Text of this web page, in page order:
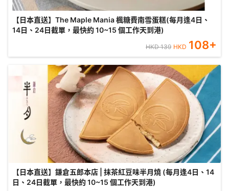
【日本直送】The Maple Mania 楓糖費南雪蛋糕(每月逢4日、
14日、24日截單，最快約 10~15 個工作天到港)
HKD139 HKD 108+
【日本直送】鎌倉五郎本店 | 抹茶紅豆味半月燒 (每月逢4日、14
日、24日截單，最快約 10~15 個工作天到港)